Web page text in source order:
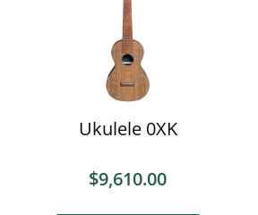
Ukulele 0XK
$9,610.00